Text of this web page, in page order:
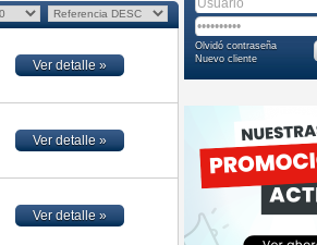
Ver detalle »
Ver detalle »
Ver detalle »
Olvidó contraseña
Nuevo cliente